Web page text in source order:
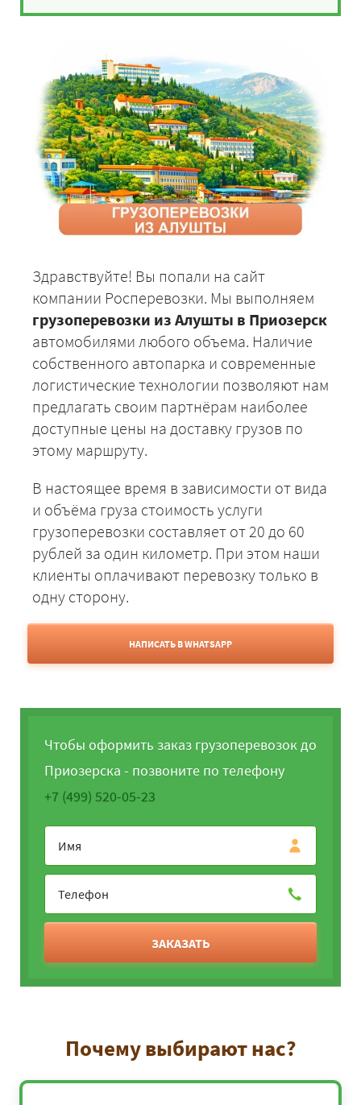
Здравствуйте! Вы попали на сайт
компании Росперевозки. Мы выполняем
грузоперевозки из Алушты в Приозерск
автомобилями любого объема. Наличие
собственного автопарка и современные
логистические технологии позволяют нам
предлагать своим партнёрам наиболее
доступные цены на доставку грузов по
этому маршруту.
В настоящее время в зависимости от вида
и объёма груза стоимость услуги
грузоперевозки составляет от 20 до 60
рублей за один километр. При этом наши
клиенты оплачивают перевозку только в
одну сторону.
НАПИСАТЬ В WHATSAPP
Чтобы оформить заказ грузоперевозок до
Приозерска - позвоните по телефону
+7 (499) 520-05-23
ЗАКАЗАТЬ
Почему выбирают нас?